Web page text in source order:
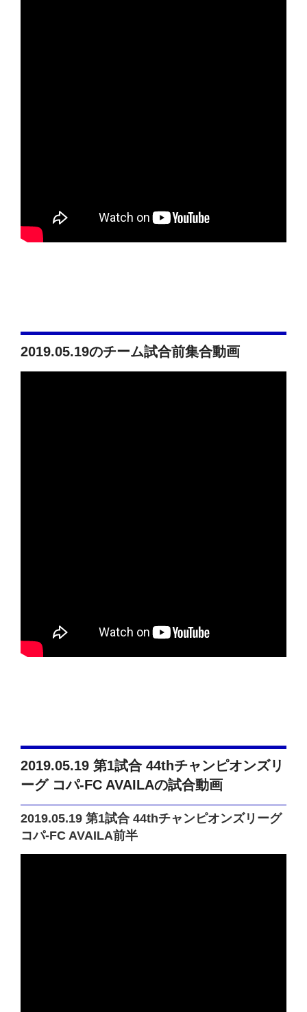
2019.05.19のチーム試合前集合動画
2019.05.19 第1試合 44thチャンピオンズリ
ーグ コパ-FC AVAILAの試合動画
2019.05.19 第1試合 44thチャンピオンズリーグ
コパ-FC AVAILA前半